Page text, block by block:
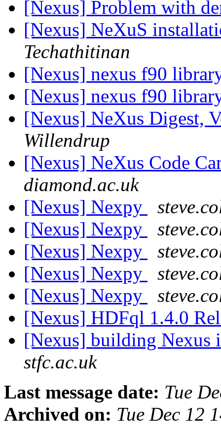
[Nexus] Problem with
[Nexus] NeXuS
Techathitinan
[Nexus] nexus f90
[Nexus] nexus f90
[Nexus] NeXus Digest,
Willendrup
[Nexus] NeXus Code
diamond.ac.uk
[Nexus] Nexpy
[Nexus] Nexpy
[Nexus] Nexpy
[Nexus] Nexpy
[Nexus] Nexpy
[Nexus] HDFql 1.4.0
[Nexus] building Nexus
stfc.ac.uk
Last message date: Tue
Archived on: Tue Dec 12